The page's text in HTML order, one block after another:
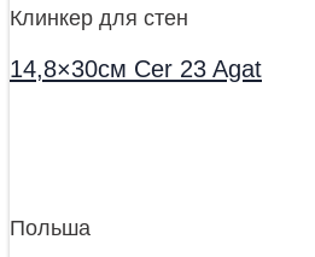
Клинкер для стен
14,8×30см Cer 23 Agat
Польша